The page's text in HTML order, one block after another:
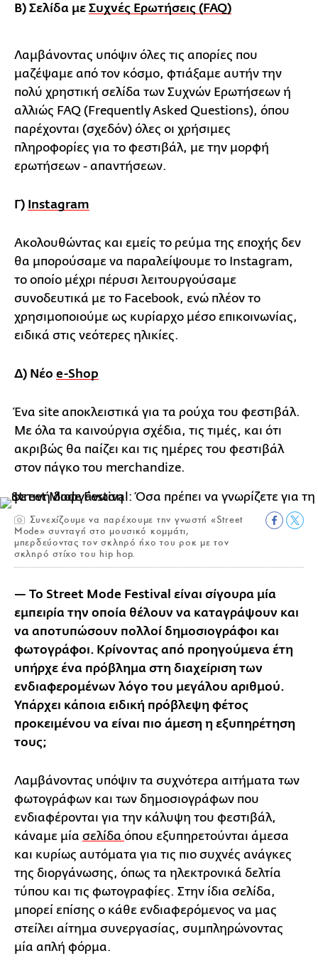
B) Σελίδα με Συχνές Ερωτήσεις (FAQ)
Λαμβάνοντας υπόψιν όλες τις απορίες που
μαζέψαμε από τον κόσμο, φτιάξαμε αυτήν την
πολύ χρηστική σελίδα των Συχνών Ερωτήσεων ή
αλλιώς FAQ (Frequently Asked Questions), όπου
παρέχονται (σχεδόν) όλες οι χρήσιμες
πληροφορίες για το φεστιβάλ, με την μορφή
ερωτήσεων - απαντήσεων.
Γ) Instagram
Ακολουθώντας και εμείς το ρεύμα της εποχής δεν
θα μπορούσαμε να παραλείψουμε το Instagram,
το οποίο μέχρι πέρυσι λειτουργούσαμε
συνοδευτικά με το Facebook, ενώ πλέον το
χρησιμοποιούμε ως κυρίαρχο μέσο επικοινωνίας,
ειδικά στις νεότερες ηλικίες.
Δ) Νέο e-Shop
Ένα site αποκλειστικά για τα ρούχα του φεστιβάλ.
Με όλα τα καινούργια σχέδια, τις τιμές, και ότι
ακριβώς θα παίζει και τις ημέρες του φεστιβάλ
στον πάγκο του merchandize.
Συνεχίζουμε να παρέχουμε την γνωστή «Street
Mode» συνταγή στο μουσικό κομμάτι,
μπερδεύοντας τον σκληρό ήχο του ροκ με τον
σκληρό στίχο του hip hop.
— Το Street Mode Festival είναι σίγουρα μία
εμπειρία την οποία θέλουν να καταγράψουν και
να αποτυπώσουν πολλοί δημοσιογράφοι και
φωτογράφοι. Κρίνοντας από προηγούμενα έτη
υπήρχε ένα πρόβλημα στη διαχείριση των
ενδιαφερομένων λόγο του μεγάλου αριθμού.
Υπάρχει κάποια ειδική πρόβλεψη φέτος
προκειμένου να είναι πιο άμεση η εξυπηρέτηση
τους;
Λαμβάνοντας υπόψιν τα συχνότερα αιτήματα των
φωτογράφων και των δημοσιογράφων που
ενδιαφέρονται για την κάλυψη του φεστιβάλ,
κάναμε μία σελίδα όπου εξυπηρετούνται άμεσα
και κυρίως αυτόματα για τις πιο συχνές ανάγκες
της διοργάνωσης, όπως τα ηλεκτρονικά δελτία
τύπου και τις φωτογραφίες. Στην ίδια σελίδα,
μπορεί επίσης ο κάθε ενδιαφερόμενος να μας
στείλει αίτημα συνεργασίας, συμπληρώνοντας
μία απλή φόρμα.